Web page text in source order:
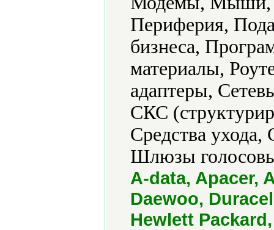
Периферия,
бизнеса,
материалы,
адаптеры,
СКС
Средства
Шлюзы
A-data, Apacer,
Daewoo,
Hewlett